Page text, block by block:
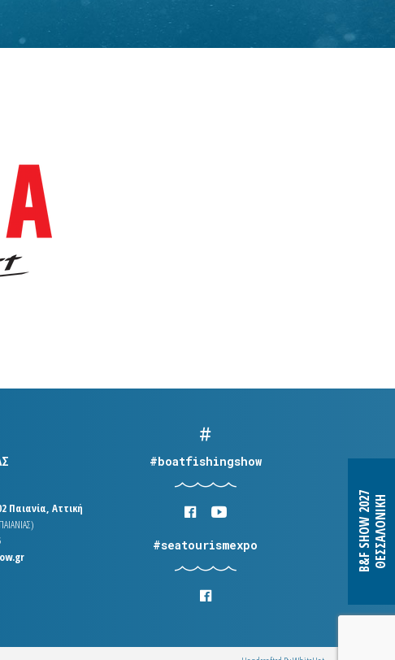
B&F SHOW 2027ΘΕΣΣΑΛΟΝΙΚΗ
Παιανία, Αττική
#boatfishingshow
#seatourismexpo